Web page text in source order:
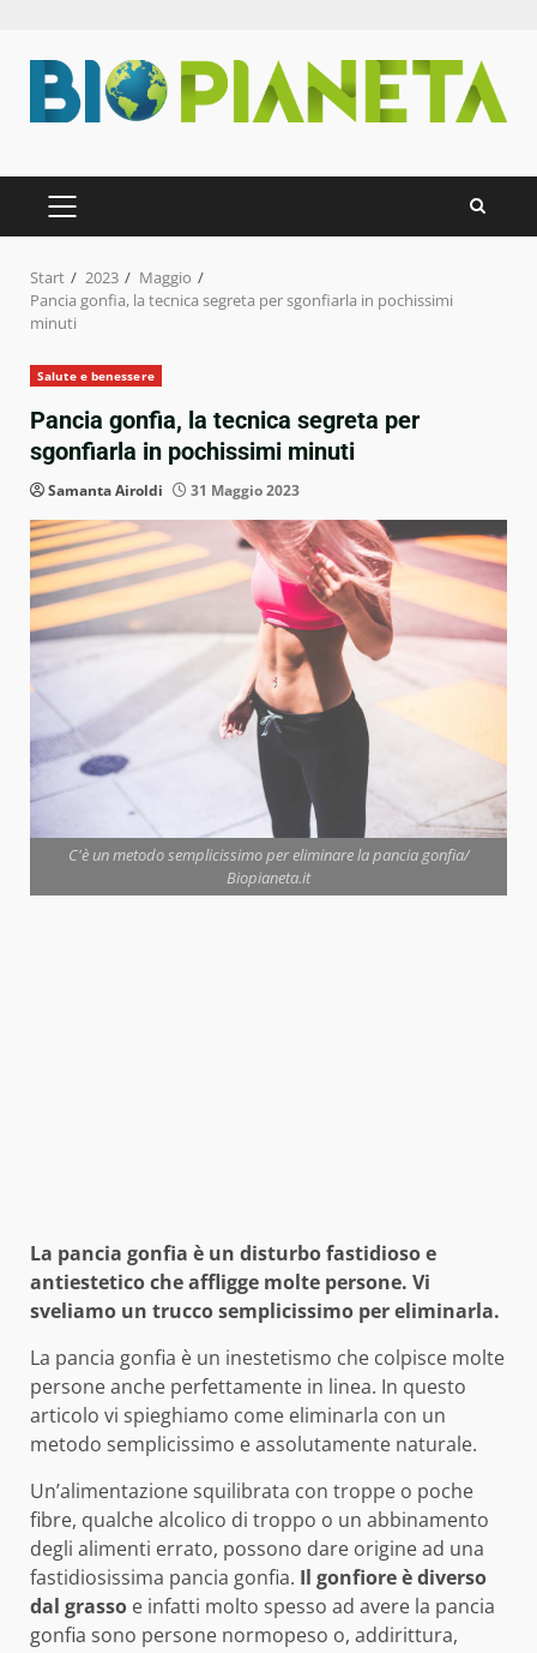
Inhalt
springen
PRIMÄRES
MENÜ
Start 2023
Maggio
Pancia gonfia, la tecnica segreta per sgonfiarla in pochissimi
minuti
Salute e benessere
Pancia gonfia, la tecnica segreta per
sgonfiarla in pochissimi minuti
Samanta Airoldi 31 Maggio 2023
C'è un metodo semplicissimo per eliminare la pancia gonfia/
Biopianeta.it
La pancia gonfia è un disturbo fastidioso e
antiestetico che affligge molte persone. Vi
sveliamo un trucco semplicissimo per eliminarla.
La pancia gonfia è un inestetismo che colpisce molte
persone anche perfettamente in linea. In questo
articolo vi spieghiamo come eliminarla con un
metodo semplicissimo e assolutamente naturale.
Un’alimentazione squilibrata con troppe o poche
fibre, qualche alcolico di troppo o un abbinamento
degli alimenti errato, possono dare origine ad una
fastidiosissima pancia gonfia. Il gonfiore è diverso
dal grasso e infatti molto spesso ad avere la pancia
gonfia sono persone normopeso o, addirittura,